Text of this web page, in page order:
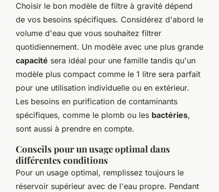
Choisir le bon modèle de filtre à gravité dépend
de vos besoins spécifiques. Considérez d'abord le
volume d'eau que vous souhaitez filtrer
quotidiennement. Un modèle avec une plus grande
capacité sera idéal pour une famille tandis qu'un
modèle plus compact comme le 1 litre sera parfait
pour une utilisation individuelle ou en extérieur.
Les besoins en purification de contaminants
spécifiques, comme le plomb ou les bactéries,
sont aussi à prendre en compte.
Conseils pour un usage optimal dans
différentes conditions
Pour un usage optimal, remplissez toujours le
réservoir supérieur avec de l'eau propre. Pendant